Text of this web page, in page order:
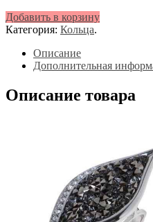
Добавить в корзину
Категория: Кольца.
Описание
Дополнительная
Описание товара